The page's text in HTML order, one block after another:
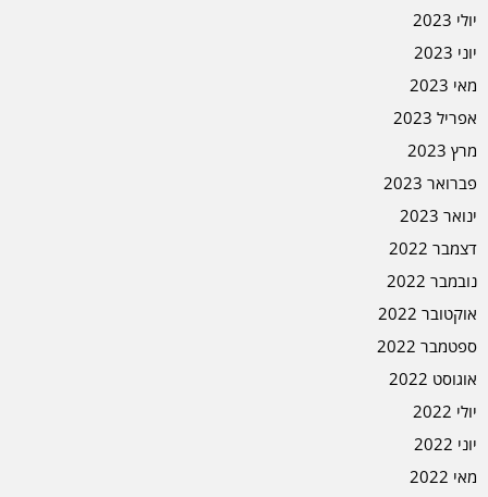
יולי 2023
יוני 2023
מאי 2023
אפריל 2023
מרץ 2023
פברואר 2023
ינואר 2023
דצמבר 2022
נובמבר 2022
אוקטובר 2022
ספטמבר 2022
אוגוסט 2022
יולי 2022
יוני 2022
מאי 2022